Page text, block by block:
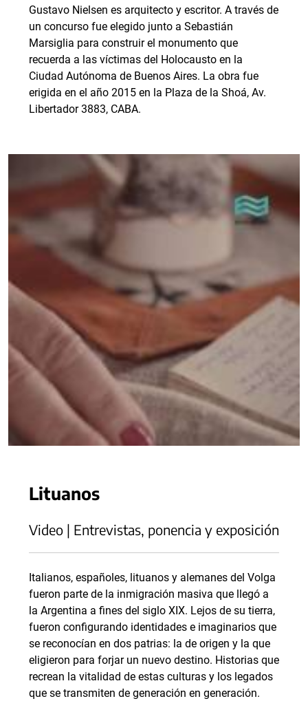
Gustavo Nielsen es arquitecto y escritor. A través de
un concurso fue elegido junto a Sebastián
Marsiglia para construir el monumento que
recuerda a las víctimas del Holocausto en la
Ciudad Autónoma de Buenos Aires. La obra fue
erigida en el año 2015 en la Plaza de la Shoá, Av.
Libertador 3883, CABA.
Lituanos
Video | Entrevistas, ponencia y exposición
Italianos, españoles, lituanos y alemanes del Volga
fueron parte de la inmigración masiva que llegó a
la Argentina a fines del siglo XIX. Lejos de su tierra,
fueron configurando identidades e imaginarios que
se reconocían en dos patrias: la de origen y la que
eligieron para forjar un nuevo destino. Historias que
recrean la vitalidad de estas culturas y los legados
que se transmiten de generación en generación.